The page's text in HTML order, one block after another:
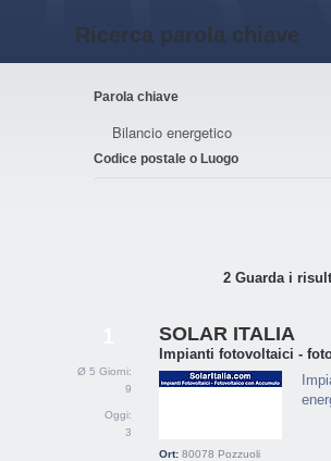
Ricerca parola chiave
Parola chiave
Codice postale o Luogo
2 Guarda i
Ø 5 Giorni:
9
Oggi:
3
SOLAR ITALIA
Impianti fotovoltaici -
Ort: 80078 Pozzuoli